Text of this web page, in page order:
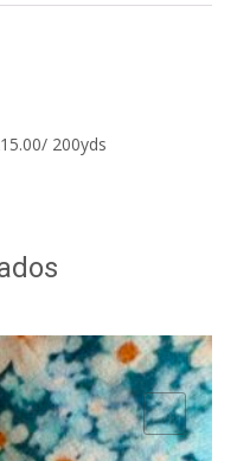
200yds
TO WISHLIST